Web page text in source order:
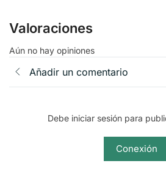
Valoraciones
Aún no hay opiniones
Añadir un comentario
Debe iniciar sesión para
Conexión